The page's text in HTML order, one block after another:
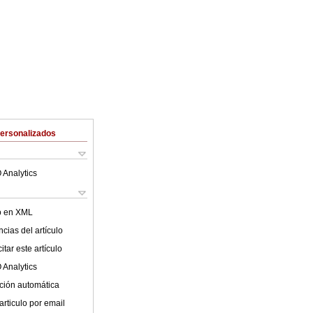
Analytics
en XML
del artículo
este artículo
Analytics
automática
por email